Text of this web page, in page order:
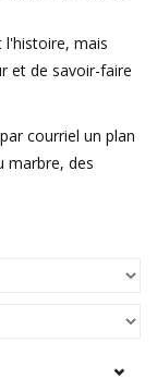
l'histoire, mais
et de savoir-faire
courriel un plan
marbre, des